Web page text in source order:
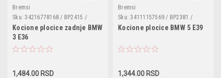
Bremsi
Sku: 34216778168 / BP2415 /
34211157044 / 34211157334 /
34211157563 / 34211157814 /
34211158108 / 34211158266 /
34211158270 / 34211158562 /
34212225865 / 34212226092 /
Kocione plocice zadnje BMW
3 E36
1,484.00 RSD
Bremsi
Sku: 34111157569 / BP2381 /
34111153910 / 34111157039 /
34111157570 / 34111157813 /
34111159259 / 34111159279 /
Kocione plocice BMW 5 E39
1,344.00 RSD